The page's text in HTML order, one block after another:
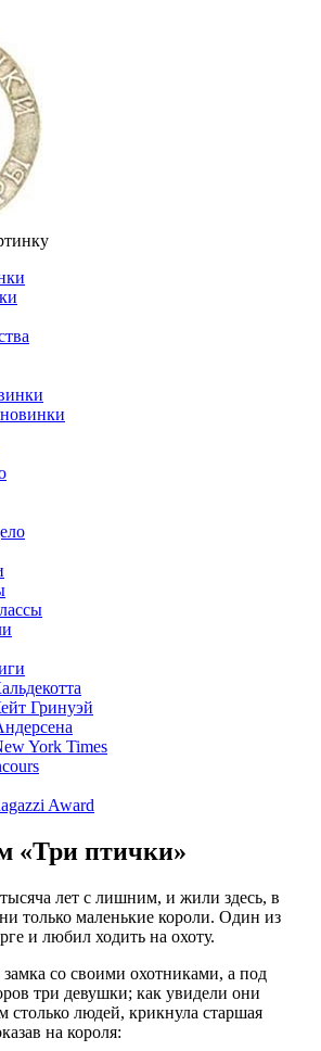
Гринуэй
York Times
Award
«Три птички»
лет с лишним, и жили здесь, в
только маленькие короли. Один из
и любил ходить на охоту.
со своими охотниками, а под
три девушки; как увидели они
столько людей, крикнула старшая
на короля: